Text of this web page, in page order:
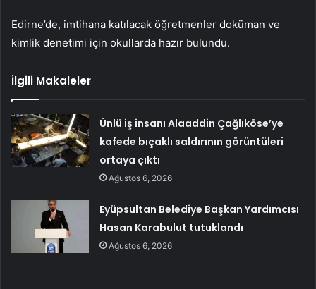
Edirne’de, imtihana katılacak öğretmenler doküman ve
kimlik denetimi için okullarda hazır bulundu.
İlgili Makaleler
Ünlü iş insanı Alaaddin Çağlıköse’ye
kafede bıçaklı saldırının görüntüleri
ortaya çıktı
Ağustos 6, 2026
Eyüpsultan Belediye Başkan Yardımcısı
Hasan Karabulut tutuklandı
Ağustos 6, 2026